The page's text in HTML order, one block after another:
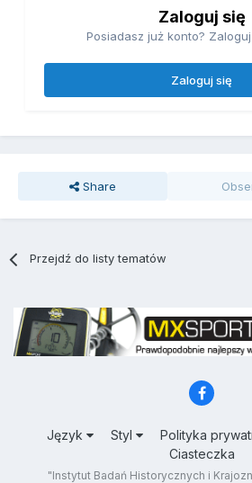
Zaloguj się
Posiadasz już konto?
Zaloguj się
Share
Przejdź do listy tematów
Język Styl Polityka
Ciasteczka
"Instytut Badań Historycznych i